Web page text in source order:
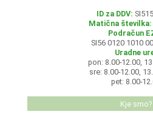
ID za DDV:
Matična številka:
Podračun
SI56 0120 1010
Uradne
pon: 8.00-12.00,
sre: 8.00-12.00,
pet: 8.00-
Kje smo?